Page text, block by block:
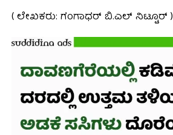
( ಲೇಖಕರು: ಗಂಗಾಧರ್ ಬಿ.ಎಲ್ ನಿಟ್ಟೂರ್ )